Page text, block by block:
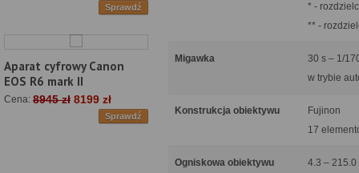
Sprawdź
Aparat cyfrowy Canon
EOS R6 mark II
Cena: 8945 zł 8199 zł
Sprawdź
* -
** -
Migawka
30 s – 1/
w trybie
Konstrukcja obiektywu
Fujinon
17
Ogniskowa obiektywu
4.3 – 215.0